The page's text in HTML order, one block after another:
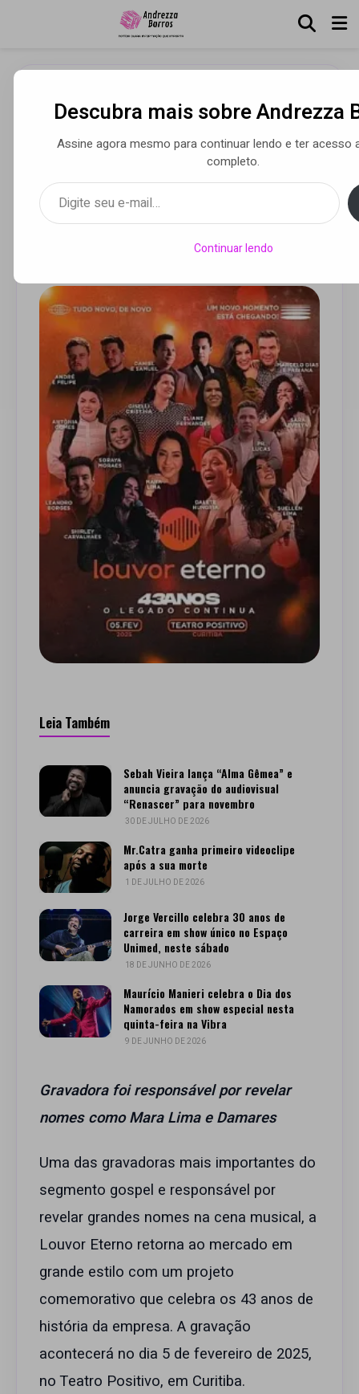
Louvor Eterno retorna ao
mercado em grande estilo
e anuncia gravação de DVD
comemorativo de 43 anos
Leia Também
Sebah Vieira lança “Alma Gêmea” e
anuncia gravação do audiovisual
“Renascer” para novembro
30 DE JULHO DE 2026
Mr.Catra ganha primeiro videoclipe
após a sua morte
1 DE JULHO DE 2026
Jorge Vercillo celebra 30 anos de
carreira em show único no Espaço
Unimed, neste sábado
18 DE JUNHO DE 2026
Maurício Manieri celebra o Dia dos
Namorados em show especial nesta
quinta-feira na Vibra
9 DE JUNHO DE 2026
Gravadora foi responsável por revelar
nomes como Mara Lima e Damares
Uma das gravadoras mais importantes do
segmento gospel e responsável por
revelar grandes nomes na cena musical, a
Louvor Eterno retorna ao mercado em
grande estilo com um projeto
comemorativo que celebra os 43 anos de
história da empresa. A gravação
acontecerá no dia 5 de fevereiro de 2025,
no Teatro Positivo, em Curitiba.
Descubra mais sobre Andrezza
Assine agora mesmo para continuar lendo e ter acesso
completo.
Digite seu e-mail…
Continuar lendo